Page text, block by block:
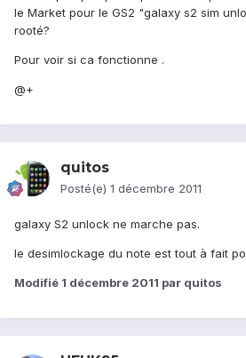
le Market pour le GS2 "galaxy s2 sim
rooté?
Pour voir si ca fonctionne .
@+
quitos
Posté(e) 1 décembre 2011
galaxy S2 unlock ne marche pas.
le desimlockage du note est tout à fait
Modifié 1 décembre 2011 par quitos